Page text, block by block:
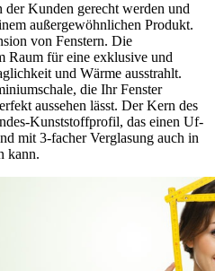
der Kunden gerecht werden und
außergewöhnlichen Produkt.
von Fenstern. Die
Raum für eine exklusive und
und Wärme ausstrahlt.
die Ihr Fenster
aussehen lässt. Der Kern des
Kunststoffprofil, das einen Uf-
mit 3-facher Verglasung auch in
kann.